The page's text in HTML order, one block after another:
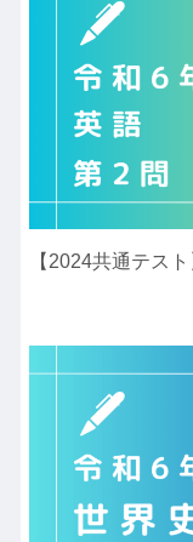
【2024共通テス